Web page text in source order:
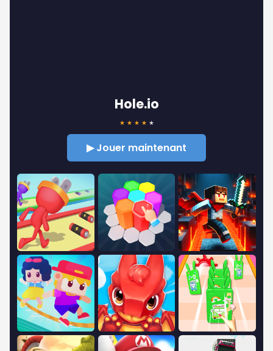
Hole.io
★ ★ ★ ★ ★
▶ Jouer maintenant